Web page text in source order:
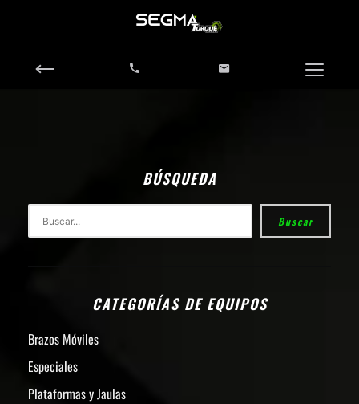
BÚSQUEDA
Buscar
CATEGORÍAS DE EQUIPOS
Brazos Móviles
Especiales
Plataformas y Jaulas